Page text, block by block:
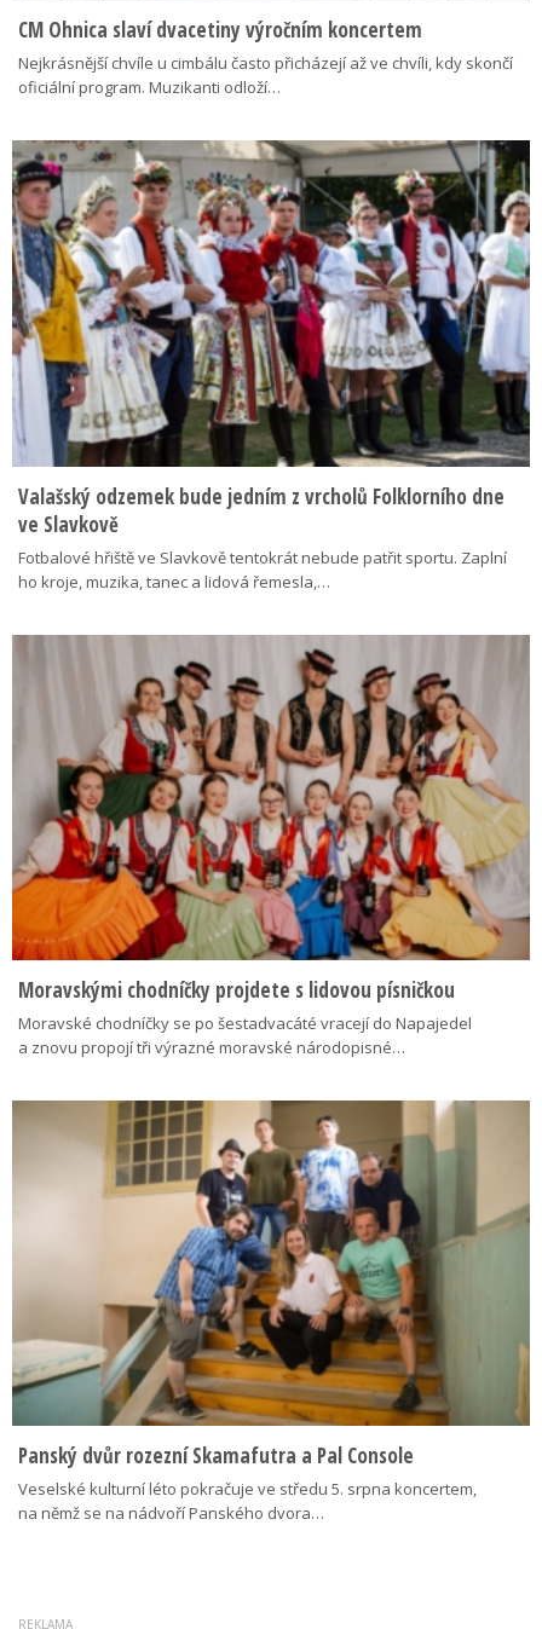
CM Ohnica slaví dvacetiny výročním koncertem
Nejkrásnější chvíle u cimbálu často přicházejí až ve chvíli, kdy skončí
oficiální program. Muzikanti odloží…
Valašský odzemek bude jedním z vrcholů Folklorního dne
ve Slavkově
Fotbalové hřiště ve Slavkově tentokrát nebude patřit sportu. Zaplní
ho kroje, muzika, tanec a lidová řemesla,…
Moravskými chodníčky projdete s lidovou písničkou
Moravské chodníčky se po šestadvacáté vracejí do Napajedel
a znovu propojí tři výrazné moravské národopisné…
Panský dvůr rozezní Skamafutra a Pal Console
Veselské kulturní léto pokračuje ve středu 5. srpna koncertem,
na němž se na nádvoří Panského dvora…